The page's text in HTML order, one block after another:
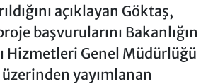
açıklayan Göktaş,
başvurularını Bakanlığın
Hizmetleri Genel Müdürlüğü
yayımlanan